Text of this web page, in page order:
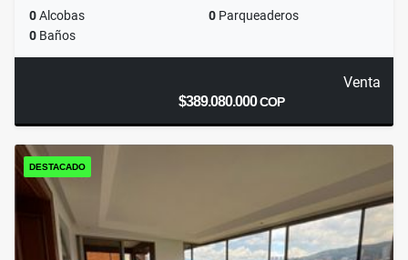
0Alcobas 0 Parqueaderos
0 Baños
Venta
$389.080.000COP
DESTACADO